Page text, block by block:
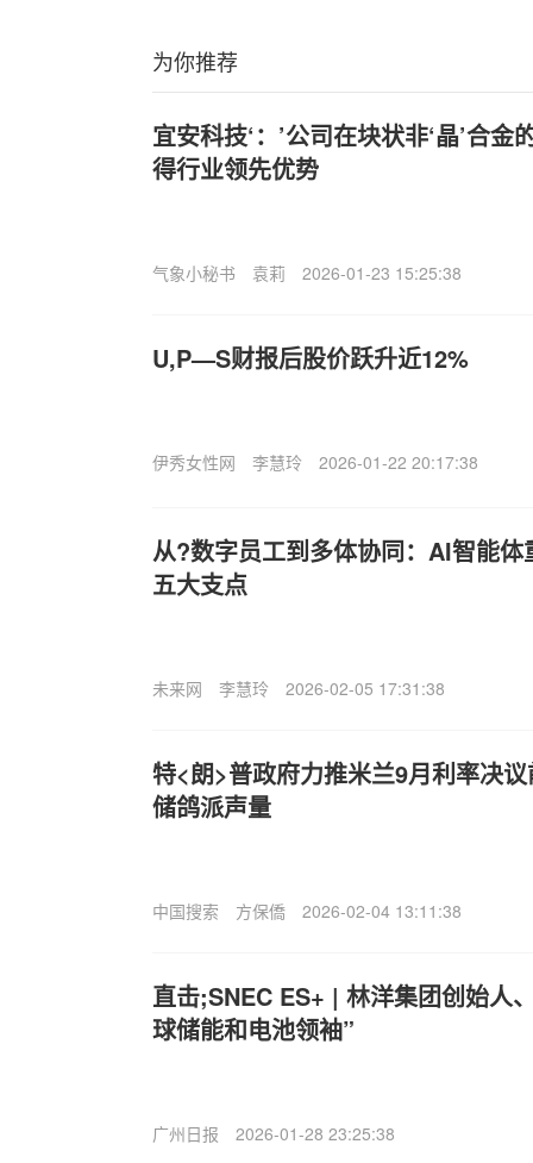
为你推荐
宜安科技‘：’公司在块状非‘晶’合
得行业领先优势
气象小秘书 袁莉 2026-01-23 15:25:38
U,P—S财报后股价跃升近12%
伊秀女性网 李慧玲 2026-01-22 20:17:38
从?数字员工到多体协同：AI智能
五大支点
未来网 李慧玲 2026-02-05 17:31:38
特<朗>普政府力推米兰9月利率决
储鸽派声量
中国搜索 方保僑 2026-02-04 13:11:38
直击;SNEC ES+ | 林洋集团创始人
球储能和电池领袖”
广州日报 2026-01-28 23:25:38